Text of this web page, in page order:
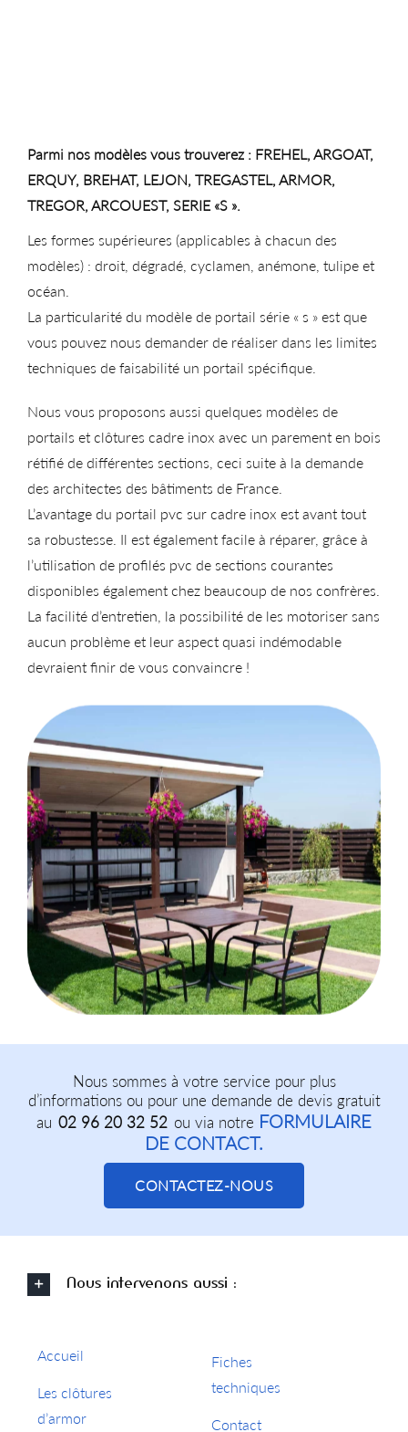
Parmi nos modèles vous trouverez : FREHEL, ARGOAT,
ERQUY, BREHAT, LEJON, TREGASTEL, ARMOR,
TREGOR, ARCOUEST, SERIE «S ».
Les formes supérieures (applicables à chacun des
modèles) : droit, dégradé, cyclamen, anémone, tulipe et
océan.
La particularité du modèle de portail série « s » est que
vous pouvez nous demander de réaliser dans les limites
techniques de faisabilité un portail spécifique.
Nous vous proposons aussi quelques modèles de
portails et clôtures cadre inox avec un parement en bois
rétifié de différentes sections, ceci suite à la demande
des architectes des bâtiments de France.
L’avantage du portail pvc sur cadre inox est avant tout
sa robustesse. Il est également facile à réparer, grâce à
l’utilisation de profilés pvc de sections courantes
disponibles également chez beaucoup de nos confrères.
La facilité d’entretien, la possibilité de les motoriser sans
aucun problème et leur aspect quasi indémodable
devraient finir de vous convaincre !
Nous sommes à votre service pour plus
d’informations ou pour une demande de devis gratuit
au 02 96 20 32 52 ou via notre FORMULAIRE
DE CONTACT.
CONTACTEZ-NOUS
Nous intervenons aussi :
Accueil
Les clôtures
d’armor
Fiches
techniques
Contact